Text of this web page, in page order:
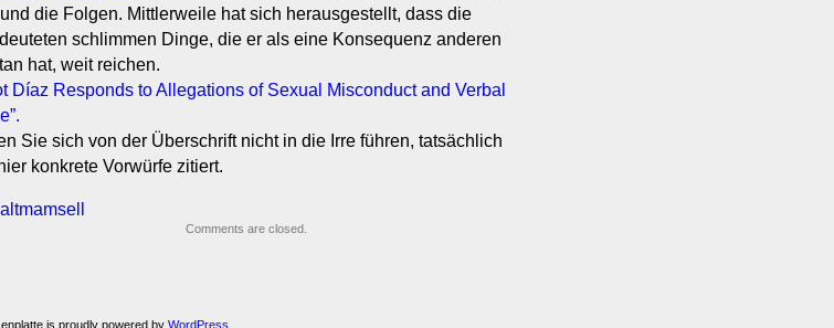
die Folgen. Mittlerweile hat sich herausgestellt, dass die
schlimmen Dinge, die er als eine Konsequenz anderen
hat, weit reichen.
Díaz Responds to Allegations of Sexual Misconduct and Verbal
Sie sich von der Überschrift nicht in die Irre führen, tatsächlich
konkrete Vorwürfe zitiert.
Comments are closed.
is proudly powered by WordPress